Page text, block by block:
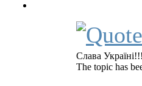
Слава
The topic has